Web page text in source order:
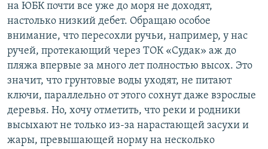
на ЮБК почти все уже до моря не доходят,
настолько низкий дебет. Обращаю особое
внимание, что пересохли ручьи, например, у нас
ручей, протекающий через ТОК «Судак» аж до
пляжа впервые за много лет полностью высох. Это
значит, что грунтовые воды уходят, не питают
ключи, параллельно от этого сохнут даже взрослые
деревья. Но, хочу отметить, что реки и родники
высыхают не только из-за нарастающей засухи и
жары, превышающей норму на несколько